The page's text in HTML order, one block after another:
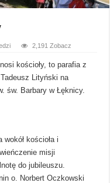
2,191 Zobacz
kościoły, to parafia z
Lityński na
św. Barbary w Łęknicy.
kościoła i
misji
do jubileuszu.
o. Norbert Oczkowski